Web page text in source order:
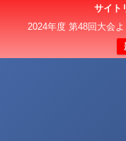
サイト
2024年度 第48回大会